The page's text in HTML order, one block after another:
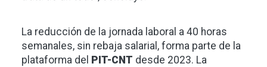
La reducción de la jornada laboral a 40 horas
semanales, sin rebaja salarial, forma parte de la
plataforma del PIT-CNT desde 2023. La